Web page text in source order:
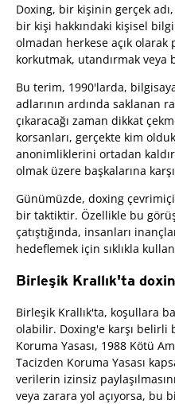
Doxing, bir kişinin gerçek
bir kişi hakkındaki kişisel
olmadan herkese açık olarak
korkutmak, utandırmak veya
Bu terim, 1990'larda,
adlarının ardında saklanan
çıkaracağı zaman dikkat
korsanları, gerçekte kim
anonimliklerini ortadan
olmak üzere başkalarına
Günümüzde, doxing
bir taktiktir. Özellikle bu
çatıştığında, insanları
hedeflemek için sıklıkla
Birleşik Krallık'ta
Birleşik Krallık'ta, koşullara
olabilir. Doxing'e karşı belirli
Koruma Yasası, 1988 Kötü
Tacizden Koruma Yasası
verilerin izinsiz
veya zarara yol açıyorsa, bu